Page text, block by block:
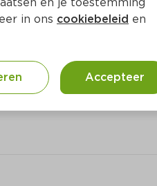
in ons cookiebeleid en
Accepteer